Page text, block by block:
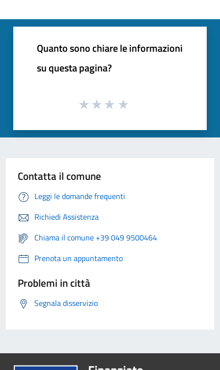
Quanto sono chiare le informazioni
su questa pagina?
Contatta il comune
Leggi le domande frequenti
Richiedi Assistenza
Chiama il comune +39 049 9500464
Prenota un appuntamento
Problemi in città
Segnala disservizio